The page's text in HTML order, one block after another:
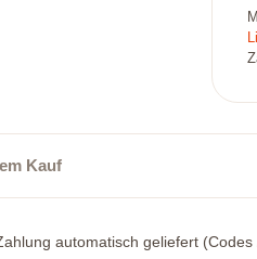
Kauf
automatisch geliefert